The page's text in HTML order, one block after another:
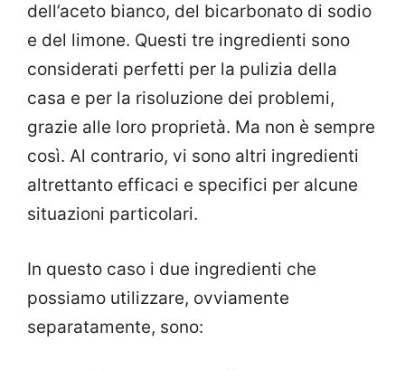
dell’aceto bianco, del bicarbonato di sodio
e del limone. Questi tre ingredienti sono
considerati perfetti per la pulizia della
casa e per la risoluzione dei problemi,
grazie alle loro proprietà. Ma non è sempre
così. Al contrario, vi sono altri ingredienti
altrettanto efficaci e specifici per alcune
situazioni particolari.
In questo caso i due ingredienti che
possiamo utilizzare, ovviamente
separatamente, sono: